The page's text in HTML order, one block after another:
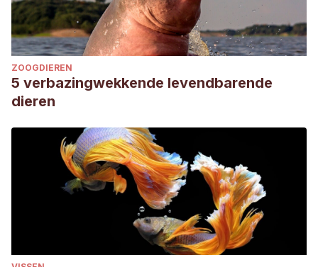
ZOOGDIEREN
5 verbazingwekkende levendbarende
dieren